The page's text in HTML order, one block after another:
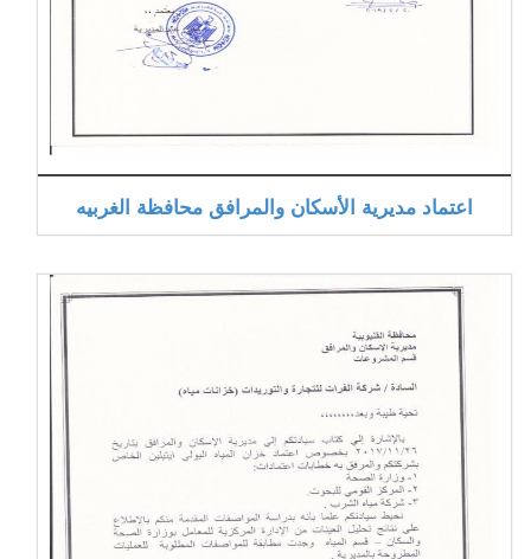
اعتماد مديرية الأسكان والمرافق محافظة الغربيه